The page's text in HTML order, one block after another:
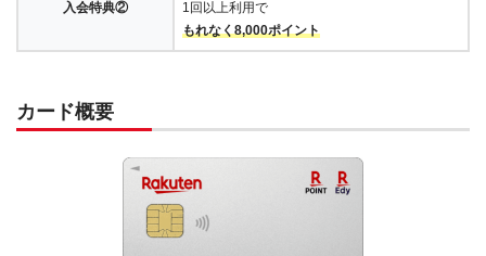
入会特典②
1回以上利用で
もれなく8,000ポイント
カード概要